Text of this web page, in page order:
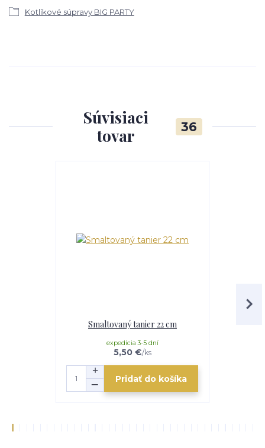
Kotlíkové súpravy BIG PARTY
Súvisiaci
tovar
36
Smaltovaný tanier 22 cm
5,50 €/ks
expedícia 3-5 dní
Pridať do košíka